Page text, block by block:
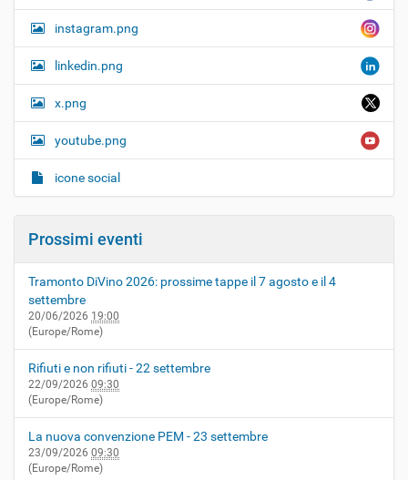
instagram.png
linkedin.png
x.png
youtube.png
icone social
Prossimi eventi
Tramonto DiVino 2026: prossime tappe il 7 agosto e il 4
settembre
20/06/2026 19:00
(Europe/Rome)
Rifiuti e non rifiuti - 22 settembre
22/09/2026 09:30
(Europe/Rome)
La nuova convenzione PEM - 23 settembre
23/09/2026 09:30
(Europe/Rome)